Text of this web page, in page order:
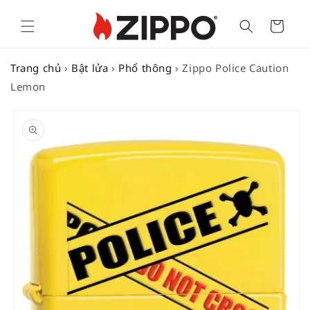
Cart
Trang chủ › Bật lửa › Phổ thông ›Zippo Police Caution
Lemon
PRODUCT
INFORMATION